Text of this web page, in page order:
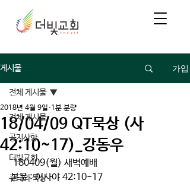
게시물 가입
전체 게시물
공지사항
더빛교회
큐티와 묵상
전체 게시물
18/04/09 QT묵상 (사
42:10~17)_강동우
2018년 4월 9일 1분 분량
180409(월) 새벽예배
본문 : 이사야 42:10-17